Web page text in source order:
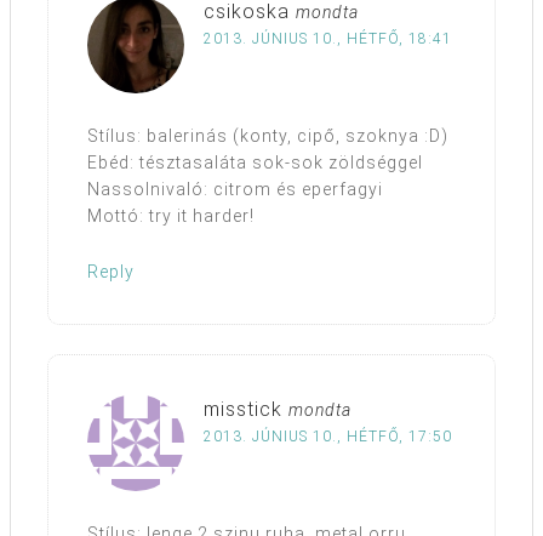
csikoska mondta
2013. JÚNIUS 10., HÉTFŐ, 18:41
Stílus: balerinás (konty, cipő, szoknya :D)
Ebéd: tésztasaláta sok-sok zöldséggel
Nassolnivaló: citrom és eperfagyi
Mottó: try it harder!
Reply
misstick mondta
2013. JÚNIUS 10., HÉTFŐ, 17:50